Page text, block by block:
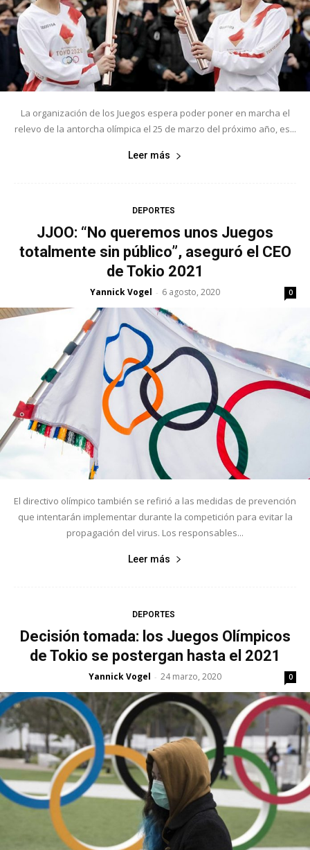
La organización de los Juegos espera poder poner en marcha el
relevo de la antorcha olímpica el 25 de marzo del próximo año, es...
Leer más
DEPORTES
JJOO: “No queremos unos Juegos
totalmente sin público”, aseguró el CEO
de Tokio 2021
Yannick Vogel - 6 agosto, 2020 0
El directivo olímpico también se refirió a las medidas de prevención
que intentarán implementar durante la competición para evitar la
propagación del virus. Los responsables...
Leer más
DEPORTES
Decisión tomada: los Juegos Olímpicos
de Tokio se postergan hasta el 2021
Yannick Vogel - 24 marzo, 2020 0